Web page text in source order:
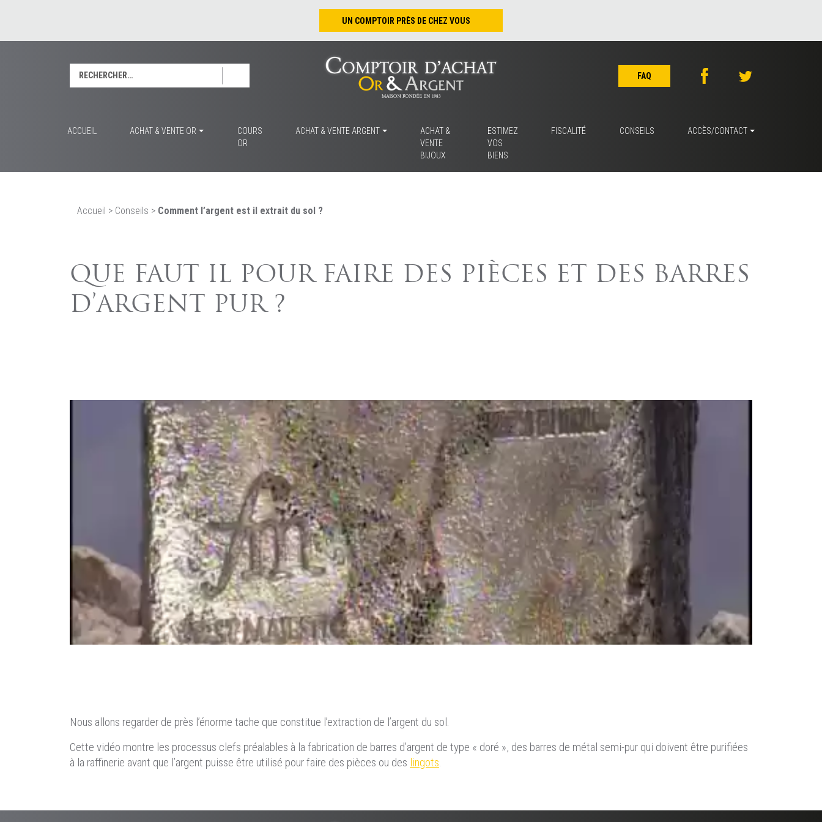
UN COMPTOIR PRÈS DE CHEZ VOUS
Nantes – Jean-Jacques Rousseau
Nantes – Saint-Pierre
Les Sables-d’Olonne
La Rochelle
La Roche/Yon
Rennes
Rechercher : FAQ
ACCUEIL ACHAT & VENTE OR
COURS
OR
ACHAT & VENTE ARGENT
ACHAT &
VENTE
BIJOUX
ESTIMEZ
VOS
BIENS
FISCALITÉ CONSEILS ACCÈS/CONTACT
Accueil > Conseils > Comment l’argent est il extrait du sol ?
QUE FAUT IL POUR FAIRE DES PIÈCES ET DES BARRES
D’ARGENT PUR ?
Nous allons regarder de près l’énorme tache que constitue l’extraction de l’argent du sol.
Cette vidéo montre les processus clefs préalables à la fabrication de barres d’argent de type « doré », des barres de métal semi-pur qui doivent être purifiées
à la raffinerie avant que l’argent puisse être utilisé pour faire des pièces ou des lingots.